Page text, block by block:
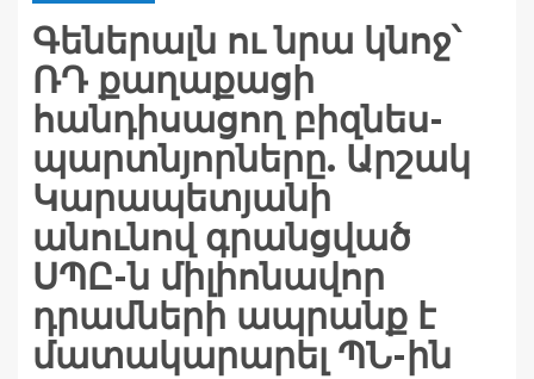
Գեներալն ու նրա կնոջ՝
ՌԴ քաղաքացի
հանդիսացող բիզնես-
պարտնյորները. Արշակ
Կարապետյանի
անունով գրանցված
ՍՊԸ-ն միլիոնավոր
դրամների ապրանք է
մատակարարել ՊՆ-ին